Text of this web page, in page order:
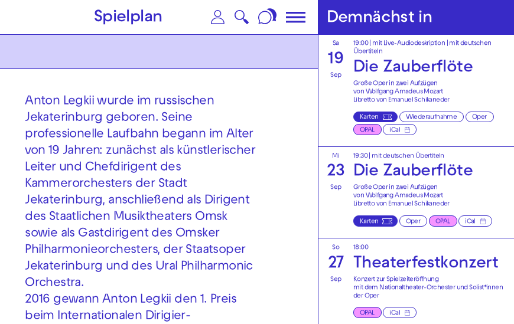
Zum Hauptinhalt springen Zum Footer springen
Spielplan
Anton Legkii wurde im russischen
Jekaterinburg geboren. Seine
professionelle Laufbahn begann im Alter
von 19 Jahren: zunächst als künstlerischer
Leiter und Chefdirigent des
Kammerorchesters der Stadt
Jekaterinburg, anschließend als Dirigent
des Staatlichen Musiktheaters Omsk
sowie als Gastdirigent des Omsker
Philharmonieorchesters, der Staatsoper
Jekaterinburg und des Ural Philharmonic
Orchestra.
2016 gewann Anton Legkii den 1. Preis
beim Internationalen Dirigier-
Demnächst in
Sa
19
Sep
19:00| mit Live-Audiodeskription
mit deutschen
Übertiteln
Die Zauberflöte
Große Oper in zwei Aufzügen
von Wolfgang Amadeus Mozart
Libretto von Emanuel Schikaneder
Karten Wiederaufnahme Oper
OPAL iCal
Mi
23
Sep
19:30| mit deutschen Übertiteln
Die Zauberflöte
Große Oper in zwei Aufzügen
von Wolfgang Amadeus Mozart
Libretto von Emanuel Schikaneder
Karten Oper OPAL iCal
So
27
Sep
18:00
Theaterfest­konzert
Konzert zur Spielzeiteröffnung
mit dem Nationaltheater-Orchester und Solist*innen
der Oper
OPAL iCal